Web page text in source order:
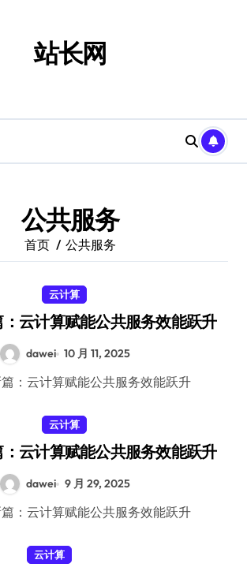
站长网
公共服务
首页 公共服务
云计算
云计算赋能公共服务效能跃升
dawei 10 月 11, 2025
篇：云计算赋能公共服务效能跃升
云计算
云计算赋能公共服务效能跃升
dawei 9 月 29, 2025
篇：云计算赋能公共服务效能跃升
云计算